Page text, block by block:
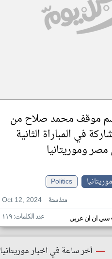
موقف محمد صلاح من
في المباراة الثانية
مصر وموريتانيا
Politics
Oct 12, 2024
منذ سنة
سي ان ان عربي عدد الكلمات: ١١٩
أخر ساعة في اخبار موريتانيا